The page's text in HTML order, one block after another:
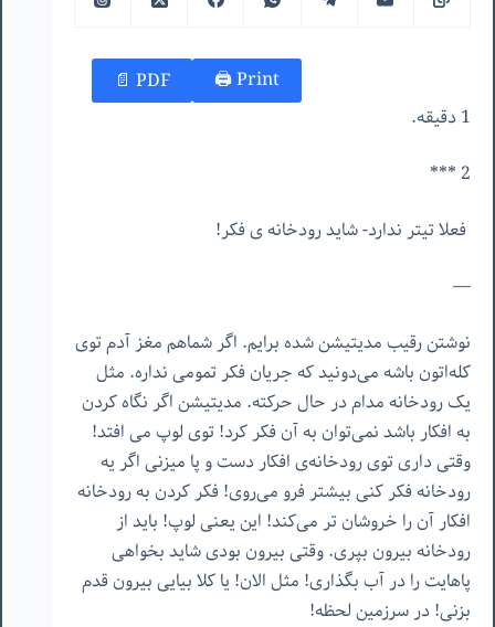
Print 🖨
PDF 📄
1 دقیقه.
2 ***
فعلا تیتر ندارد- شاید رودخانه ‌ی فکر!
—
نوشتن رقیب مدیتیشن شده برایم. اگر شماهم مغز آدم توی
کله‌اتون باشه می‌دونید که جریان فکر تمومی نداره. مثل
یک رودخانه مدام در حال حرکته. مدیتیشن اگر نگاه کردن
به افکار باشد نمی‌توان به آن فکر کرد! توی لوپ می افتد!
وقتی داری توی رودخانه‌ی افکار دست و پا میزنی اگر یه
رودخانه فکر کنی بیشتر فرو می‌روی! فکر کردن به رودخانه
افکار آن را خروشان تر می‌کند! این یعنی لوپ! باید از
رودخانه بیرون بپری. وقتی بیرون بودی شاید بخواهی
پاهایت را در آب بگذاری! مثل الان! یا کلا بیایی بیرون قدم
بزنی! در سرزمین لحظه!